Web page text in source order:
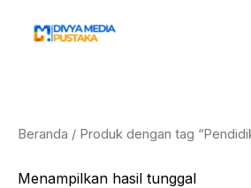
Beranda / Produk dengan tag
Menampilkan hasil tunggal